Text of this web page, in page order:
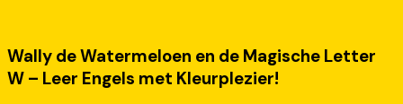
Wally de Watermeloen en de Magische Letter
W – Leer Engels met Kleurplezier!